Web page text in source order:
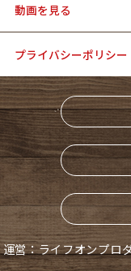
動画を見る
プライバシーポリシー
運営：ライフオンプロ